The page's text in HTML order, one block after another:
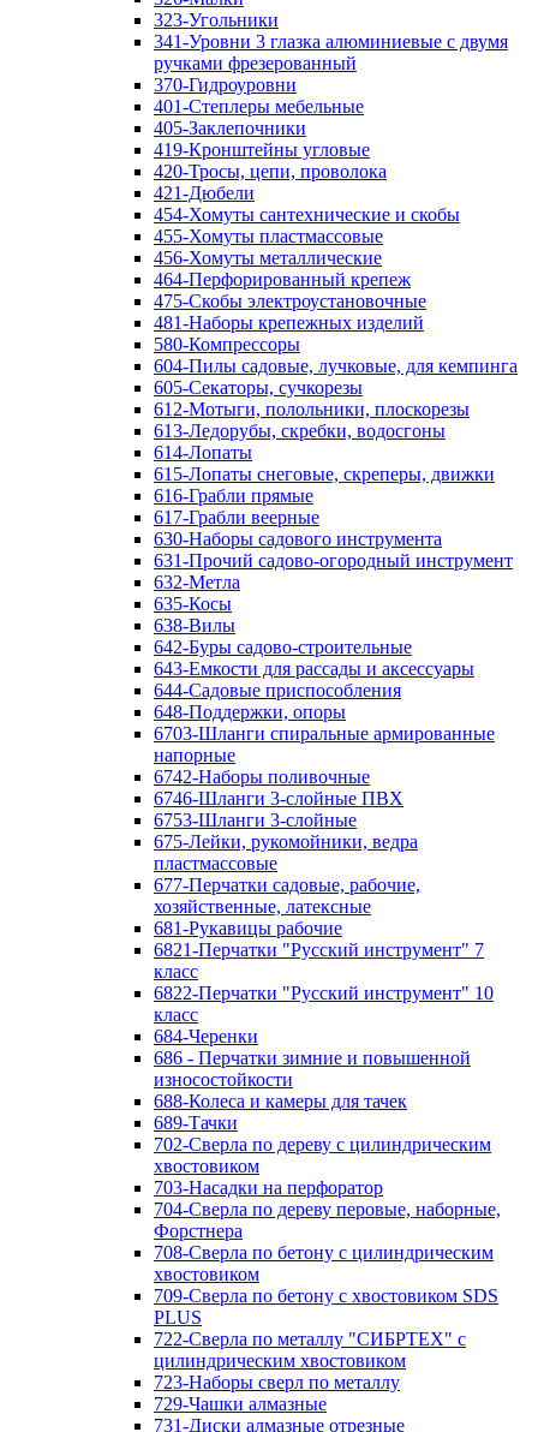
323-Угольники
341-Уровни 3 глазка алюминиевые с двумя
ручками фрезерованный
370-Гидроуровни
401-Степлеры мебельные
405-Заклепочники
419-Кронштейны угловые
420-Тросы, цепи, проволока
421-Дюбели
454-Хомуты сантехнические и скобы
455-Хомуты пластмассовые
456-Хомуты металлические
464-Перфорированный крепеж
475-Скобы электроустановочные
481-Наборы крепежных изделий
580-Компрессоры
604-Пилы садовые, лучковые, для кемпинга
605-Секаторы, сучкорезы
612-Мотыги, полольники, плоскорезы
613-Ледорубы, скребки, водосгоны
614-Лопаты
615-Лопаты снеговые, скреперы, движки
616-Грабли прямые
617-Грабли веерные
630-Наборы садового инструмента
631-Прочий садово-огородный инструмент
632-Метла
635-Косы
638-Вилы
642-Буры садово-строительные
643-Емкости для рассады и аксессуары
644-Садовые приспособления
648-Поддержки, опоры
6703-Шланги спиральные армированные
напорные
6742-Наборы поливочные
6746-Шланги 3-слойные ПВХ
6753-Шланги 3-слойные
675-Лейки, рукомойники, ведра
пластмассовые
677-Перчатки садовые, рабочие,
хозяйственные, латексные
681-Рукавицы рабочие
6821-Перчатки "Русский инструмент" 7
класс
6822-Перчатки "Русский инструмент" 10
класс
684-Черенки
686 - Перчатки зимние и повышенной
износостойкости
688-Колеса и камеры для тачек
689-Тачки
702-Сверла по дереву с цилиндрическим
хвостовиком
703-Насадки на перфоратор
704-Сверла по дереву перовые, наборные,
Форстнера
708-Сверла по бетону с цилиндрическим
хвостовиком
709-Сверла по бетону с хвостовиком SDS
PLUS
722-Сверла по металлу "СИБРТЕХ" с
цилиндрическим хвостовиком
723-Наборы сверл по металлу
729-Чашки алмазные
731-Диски алмазные отрезные